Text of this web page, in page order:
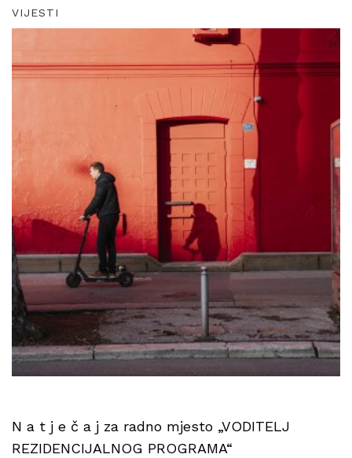
VIJESTI
N a t j e č a j za radno mjesto „VODITELJ
REZIDENCIJALNOG PROGRAMA“